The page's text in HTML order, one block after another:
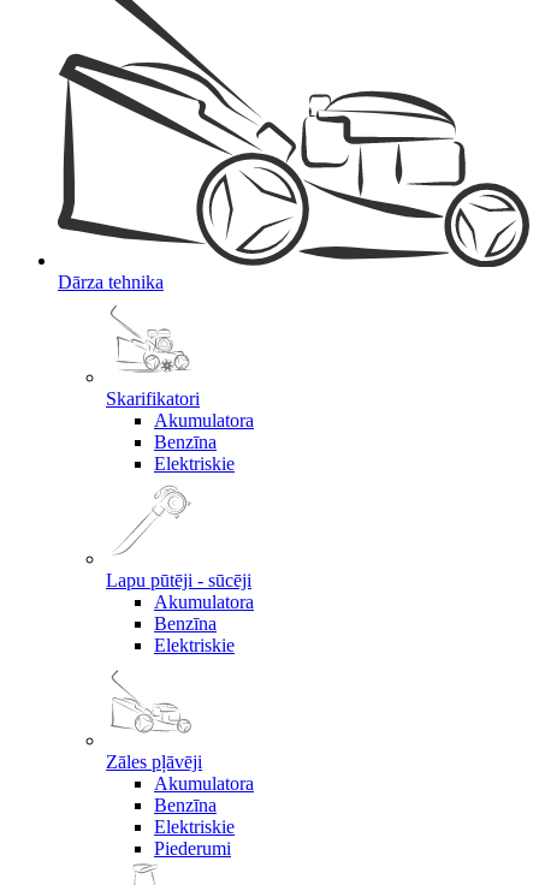
Dārza tehnika
Skarifikatori
Akumulatora
Benzīna
Elektriskie
Lapu pūtēji - sūcēji
Akumulatora
Benzīna
Elektriskie
Zāles pļāvēji
Akumulatora
Benzīna
Elektriskie
Piederumi